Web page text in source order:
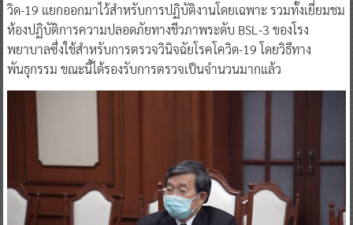
วิด-19 แยกออกมาไว้สำหรับการปฏิบัติงานโดยเฉพาะ รวมทั้งเยี่ยมชม
ห้องปฏิบัติการความปลอดภัยทางชีวภาพระดับ BSL-3 ของโรง
พยาบาลซึ่งใช้สำหรับการตรวจวินิจฉัยโรคโควิด-19 โดยวิธีทาง
พันธุกรรม ขณะนี้ได้รองรับการตรวจเป็นจำนวนมากแล้ว